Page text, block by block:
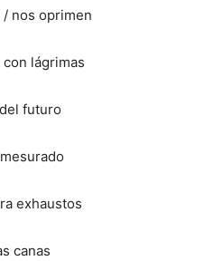
nos oprimen
lágrimas
futuro
exhaustos
canas